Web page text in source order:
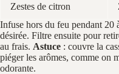
Zestes de citron
Infuse hors du feu pendant 20
désirée. Filtre ensuite pour
au frais. Astuce : couvre la
piéger les arômes, comme on
odorante.